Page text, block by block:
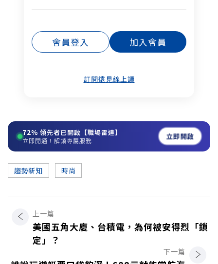
會員登入 加入會員
訂閱遠見線上讀
72% 領先者已開啟【職場雷達】
立即開通！解鎖專屬服務 立即開啟
趨勢新知 時尚
上一篇
美國五角大廈、台積電，為何被安得烈「鎖
定」？
下一篇